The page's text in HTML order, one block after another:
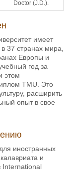
Doctor (J.D.).
имеет
37 странах мира,
Европы и
год за
этом
TMU. Это
расширить
опыт в свое
иностранных
и
International